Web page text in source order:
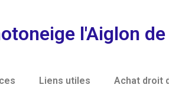
l'Aiglon
Liens utiles Achat droit